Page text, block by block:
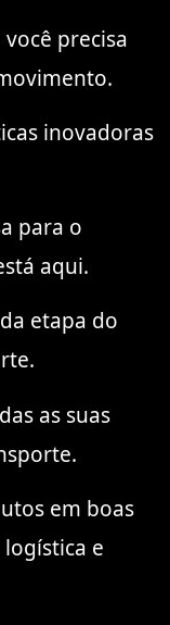
precisa
inovadoras
para o
aqui.
etapa do
as suas
em boas
e